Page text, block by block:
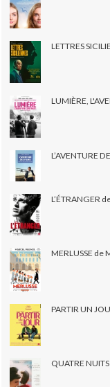
LETTRES
LUMIÈRE,
L’AVENTURE
L’ÉTRANGER
MERLUSSE de
PARTIR UN
QUATRE